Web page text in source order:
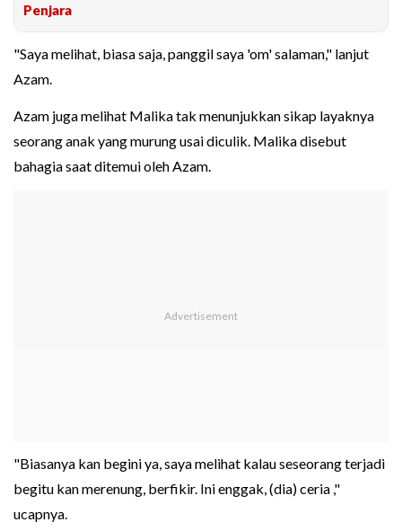
Penjara
"Saya melihat, biasa saja, panggil saya 'om' salaman," lanjut
Azam.
Azam juga melihat Malika tak menunjukkan sikap layaknya
seorang anak yang murung usai diculik. Malika disebut
bahagia saat ditemui oleh Azam.
"Biasanya kan begini ya, saya melihat kalau seseorang terjadi
begitu kan merenung, berfikir. Ini enggak, (dia) ceria ,"
ucapnya.